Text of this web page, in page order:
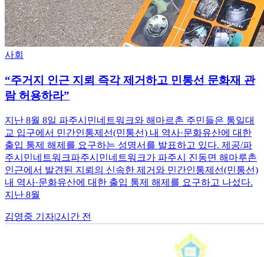
사회
“주거지 인근 지뢰 즉각 제거하고 민통선 문화재 관
람 허용하라”
지난 8월 8일 파주시민네트워크와 해마르촌 주민들은 통일대
교 입구에서 민간인통제선(민통선) 내 역사·문화유산에 대한
출입 통제 해제를 요구하는 성명서를 발표하고 있다. 제공/파
주시민네트워크파주시민네트워크가 파주시 진동면 해마루촌
인근에서 발견된 지뢰의 신속한 제거와 민간인통제선(민통선)
내 역사·문화유산에 대한 출입 통제 해제를 요구하고 나섰다.
지난 8월
김영중 기자|2시간 전